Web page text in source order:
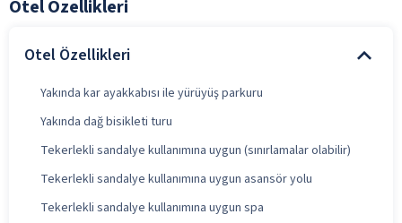
Otel Özellikleri
Otel Özellikleri
Yakında kar ayakkabısı ile yürüyüş parkuru
Yakında dağ bisikleti turu
Tekerlekli sandalye kullanımına uygun (sınırlamalar olabilir)
Tekerlekli sandalye kullanımına uygun asansör yolu
Tekerlekli sandalye kullanımına uygun spa